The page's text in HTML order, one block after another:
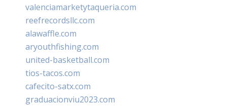
valenciamarketytaqueria.com
reefrecordsllc.com
alawaffle.com
aryouthfishing.com
united-basketball.com
tios-tacos.com
cafecito-satx.com
graduacionviu2023.com